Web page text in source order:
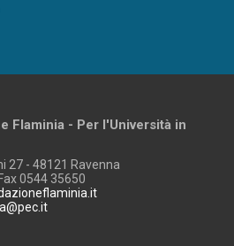
Flaminia - Per l'Università in
27 - 48121 Ravenna
0544 35650